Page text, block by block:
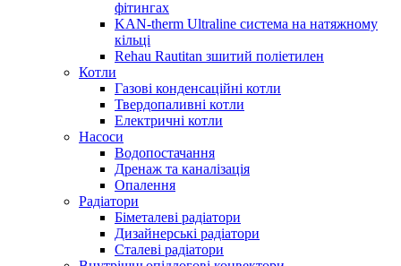
фітингах
KAN-therm Ultraline система на натяжному
кільці
Rehau Rautitan зшитий поліетилен
Котли
Газові конденсаційні котли
Твердопаливні котли
Електричні котли
Насоси
Водопостачання
Дренаж та каналізація
Опалення
Радіатори
Біметалеві радіатори
Дизайнерські радіатори
Сталеві радіатори